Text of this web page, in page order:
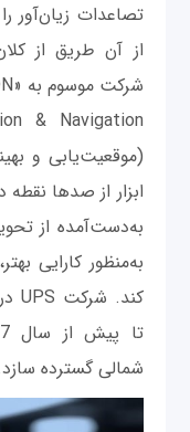
از آن طریق از
شرکت موسوم به «ORION» است که شکل کوتاه‌شده
& Navigation
(موقعیت‌یابی و
ابزار از صدها
به‌دست‌آمده از
به‌منظور کارایی
شمالی گسترده